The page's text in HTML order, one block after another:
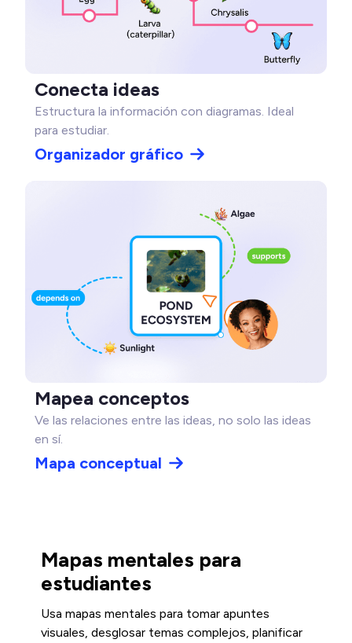
Conecta ideas
Estructura la información con diagramas. Ideal
para estudiar.
Organizador gráfico
Mapea conceptos
Ve las relaciones entre las ideas, no solo las ideas
en sí.
Mapa conceptual
Mapas mentales para
estudiantes
Usa mapas mentales para tomar apuntes
visuales, desglosar temas complejos, planificar